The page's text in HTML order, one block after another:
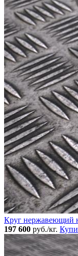
Круг нержавеющий
197 600 руб./кг.